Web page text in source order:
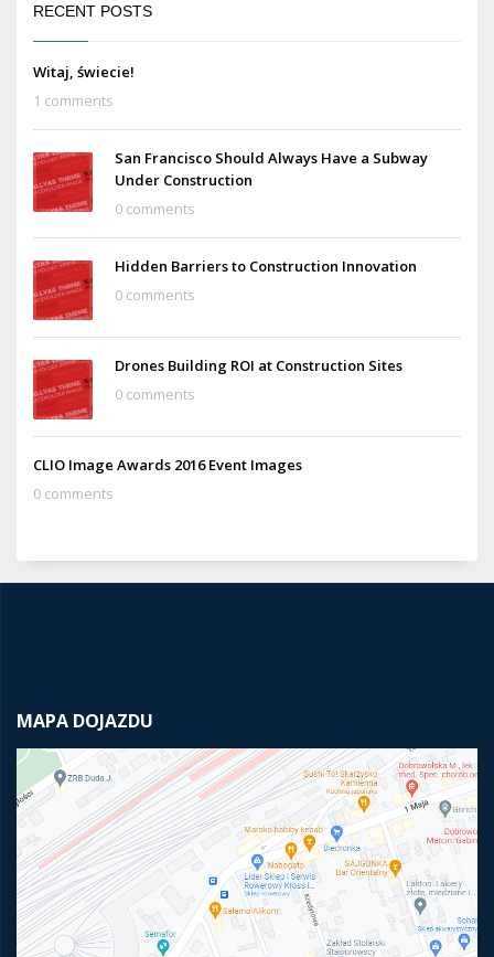
RECENT POSTS
Witaj, świecie!
1 comments
San Francisco Should Always Have a Subway
Under Construction
0 comments
Hidden Barriers to Construction Innovation
0 comments
Drones Building ROI at Construction Sites
0 comments
CLIO Image Awards 2016 Event Images
0 comments
MAPA DOJAZDU